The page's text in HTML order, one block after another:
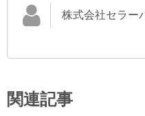
株式会社セラー
関連記事